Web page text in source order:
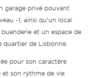
garage privé pouvant
-1, ainsi qu’un local
et un espace de
quartier de Lisbonne.
pour son caractère
et son rythme de vie